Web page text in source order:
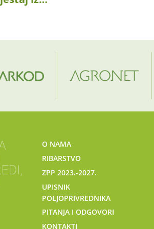
O NAMA
RIBARSTVO
ZPP 2023.-2027.
UPISNIK
POLJOPRIVREDNIKA
PITANJA I ODGOVORI
KONTAKTI